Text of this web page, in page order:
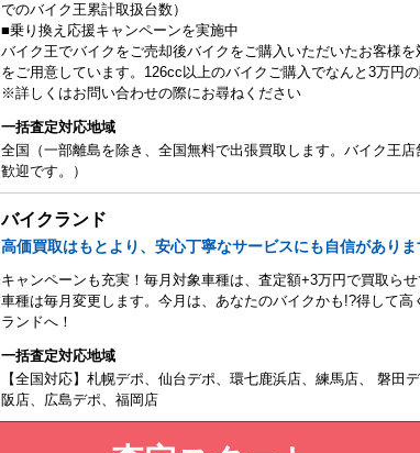
でのバイク王累計取扱台数）
■乗り換え応援キャンペーンを実施中
バイク王でバイクをご売却後バイクをご購入いただいたお客様
をご用意しています。126cc以上のバイクご購入でなんと3万円
※詳しくはお問い合わせの際にお尋ねください
一括査定対応地域
全国（一部離島を除き、全国無料で出張買取します。バイク王
歓迎です。）
バイクランド
高価買取はもとより、安心丁寧なサービスにも自信がありま
キャンペーンも充実！毎月対象車種は、査定額+3万円で買取ら
車種は毎月変更します。今月は、あなたのバイクかも!?得して高
ランドへ！
一括査定対応地域
【全国対応】札幌デポ、仙台デポ、環七鹿浜店、練馬店、 磐田
阪店、広島デポ、福岡店